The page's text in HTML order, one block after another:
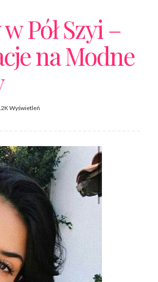
Pół Szyi –
na Modne
Wyświetleń